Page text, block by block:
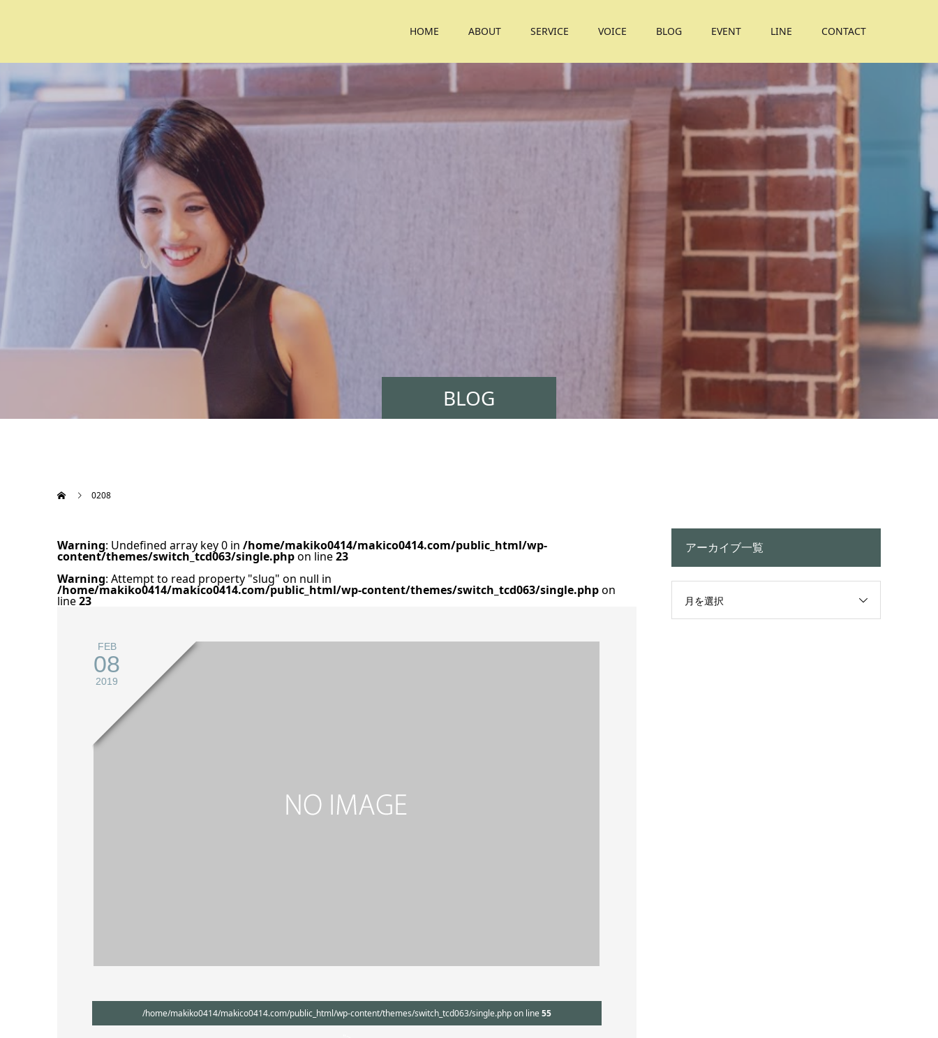
HOME ABOUT SERVICE VOICE BLOG EVENT LINE CONTACT
BLOG
0208
Warning: Undefined array key 0 in /home/makiko0414/makico0414.com/public_html/wp-
content/themes/switch_tcd063/single.phpon line23
Warning: Attempt to read property "slug" on null in
/home/makiko0414/makico0414.com/public_html/wp-content/themes/switch_tcd063/single.phpon
line23
FEB
08
2019
/home/makiko0414/makico0414.com/public_html/wp-content/themes/switch_tcd063/single.php on line55
アーカイブ一覧
月を選択